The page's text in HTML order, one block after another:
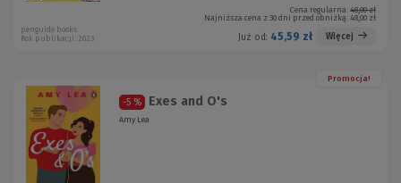
Cena regularna: 48,00 zł
Najniższa cena z 30 dni przed obniżką: 48,00 zł
Już od: 45,59 zł Więcej
penguide books
Rok publikacji: 2023
Promocja!
-5 % Exes and O's
Amy Lea